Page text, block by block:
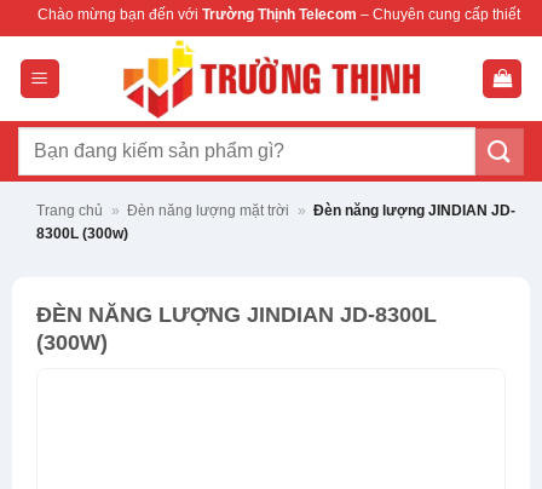
dung
bạn đến vớiTrường Thịnh Telecom– Chuyên cung cấp thiết bị mạng &
Tìm
Trang chủ » Đèn năng lượng mặt trời » Đèn năng lượng JINDIAN JD-
8300L (300w)
ĐÈN NĂNG LƯỢNG JINDIAN JD-8300L
(300W)